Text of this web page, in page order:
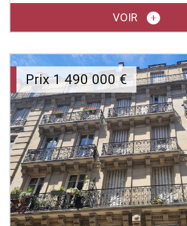
VOIR
Prix 1 490 000 €